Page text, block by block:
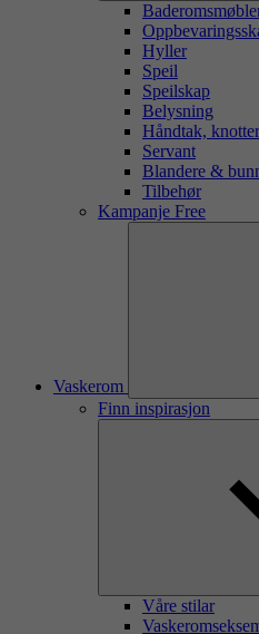
Hyller
Speil
Speilskap
Belysning
Håndtak,
Servant
Blandere &
Tilbehør
Kampanje Free
Vaskerom
Finn inspirasjon
Våre stilar